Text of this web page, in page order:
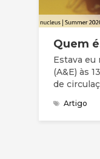
Quem
Estava
(A&E) às
de
med…
minha
às 20h
Artigo